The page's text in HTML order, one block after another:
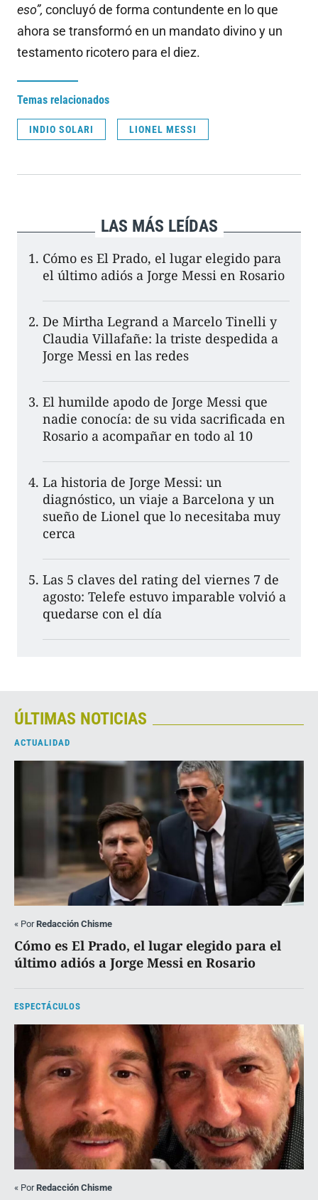
eso”, concluyó de forma contundente en lo que
ahora se transformó en un mandato divino y un
testamento ricotero para el diez.
Temas relacionados
INDIO SOLARI LIONEL MESSI
LAS MÁS LEÍDAS
Cómo es El Prado, el lugar elegido para
el último adiós a Jorge Messi en Rosario
De Mirtha Legrand a Marcelo Tinelli y
Claudia Villafañe: la triste despedida a
Jorge Messi en las redes
El humilde apodo de Jorge Messi que
nadie conocía: de su vida sacrificada en
Rosario a acompañar en todo al 10
La historia de Jorge Messi: un
diagnóstico, un viaje a Barcelona y un
sueño de Lionel que lo necesitaba muy
cerca
Las 5 claves del rating del viernes 7 de
agosto: Telefe estuvo imparable volvió a
quedarse con el día
ÚLTIMAS NOTICIAS
ACTUALIDAD
« PorRedacción Chisme
Cómo es El Prado, el lugar elegido para el
último adiós a Jorge Messi en Rosario
ESPECTÁCULOS
« PorRedacción Chisme